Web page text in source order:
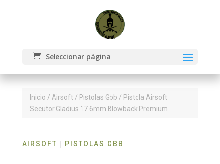
Seleccionar página
Inicio / Airsoft/ Pistolas Gbb / Pistola Airsoft
Secutor Gladius 17 6mm Blowback Premium
AIRSOFT | PISTOLAS GBB